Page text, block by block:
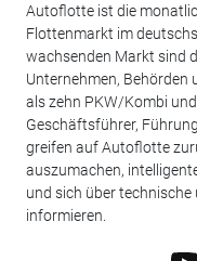
Autoflotte ist die
Flottenmarkt im
wachsenden Markt sind
Unternehmen, Behörden
als zehn PKW/Kombi
Geschäftsführer,
greifen auf Autoflotte
auszumachen,
und sich über
informieren.